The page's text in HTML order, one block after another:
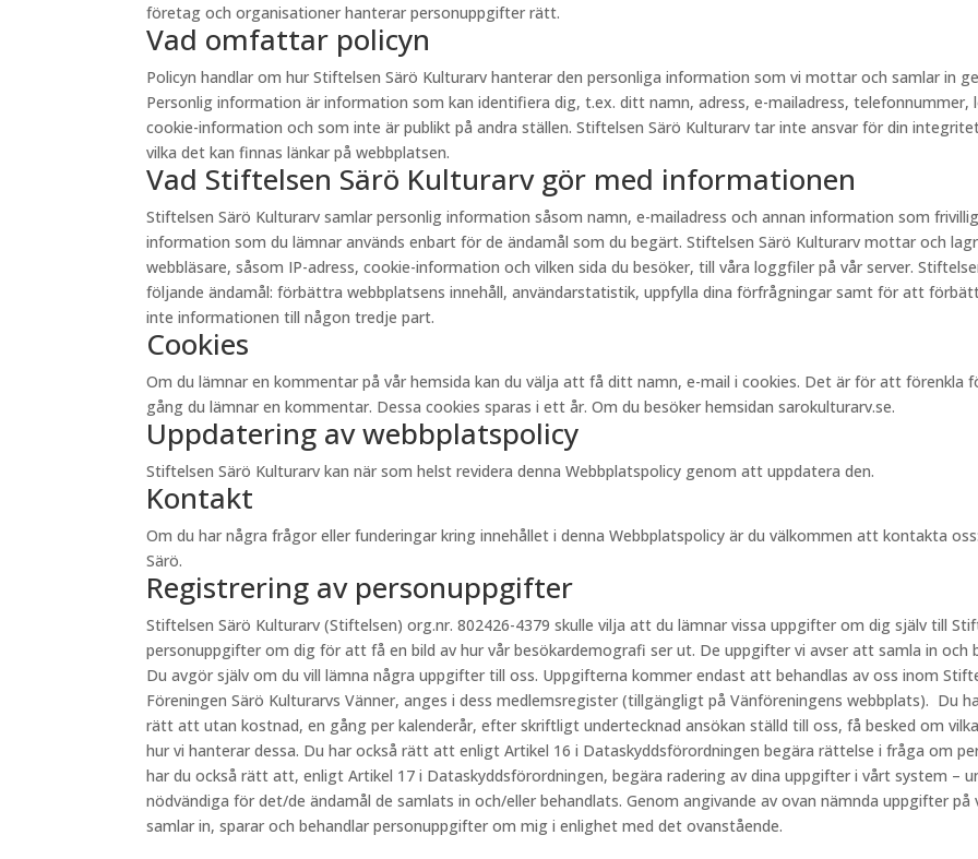
företag och organisationer hanterar personuppgifter rätt.
Vad omfattar policyn
Policyn handlar om hur Stiftelsen Särö Kulturarv hanterar den personliga information som vi mottar och samlar in
Personlig information är information som kan identifiera dig, t.ex. ditt namn, adress, e-mailadress, telefonnummer,
cookie-information och som inte är publikt på andra ställen. Stiftelsen Särö Kulturarv tar inte ansvar för din
vilka det kan finnas länkar på webbplatsen.
Vad Stiftelsen Särö Kulturarv gör med informationen
Stiftelsen Särö Kulturarv samlar personlig information såsom namn, e-mailadress och annan information som
information som du lämnar används enbart för de ändamål som du begärt. Stiftelsen Särö Kulturarv mottar och
webbläsare, såsom IP-adress, cookie-information och vilken sida du besöker, till våra loggfiler på vår server.
följande ändamål: förbättra webbplatsens innehåll, användarstatistik, uppfylla dina förfrågningar samt för att
inte informationen till någon tredje part.
Cookies
Om du lämnar en kommentar på vår hemsida kan du välja att få ditt namn, e-mail i cookies. Det är för att förenkla
gång du lämnar en kommentar. Dessa cookies sparas i ett år. Om du besöker hemsidan sarokulturarv.se.
Uppdatering av webbplatspolicy
Stiftelsen Särö Kulturarv kan när som helst revidera denna Webbplatspolicy genom att uppdatera den.
Kontakt
Om du har några frågor eller funderingar kring innehållet i denna Webbplatspolicy är du välkommen att kontakta
Särö.
Registrering av personuppgifter
Stiftelsen Särö Kulturarv (Stiftelsen) org.nr. 802426-4379 skulle vilja att du lämnar vissa uppgifter om dig själv till
personuppgifter om dig för att få en bild av hur vår besökardemografi ser ut. De uppgifter vi avser att samla in och
Du avgör själv om du vill lämna några uppgifter till oss. Uppgifterna kommer endast att behandlas av oss inom
Föreningen Särö Kulturarvs Vänner, anges i dess medlemsregister (tillgängligt på Vänföreningens webbplats). Du
rätt att utan kostnad, en gång per kalenderår, efter skriftligt undertecknad ansökan ställd till oss, få besked om
hur vi hanterar dessa. Du har också rätt att enligt Artikel 16 i Dataskyddsförordningen begära rättelse i fråga om
har du också rätt att, enligt Artikel 17 i Dataskyddsförordningen, begära radering av dina uppgifter i vårt system
nödvändiga för det/de ändamål de samlats in och/eller behandlats. Genom angivande av ovan nämnda uppgifter
samlar in, sparar och behandlar personuppgifter om mig i enlighet med det ovanstående.